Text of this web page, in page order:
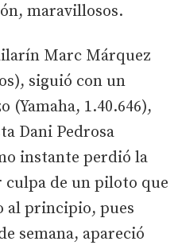
maravillosos.
Marc Márquez
siguió con un
1.40.646),
Dani Pedrosa
instante perdió la
culpa de un piloto que
al principio, pues
semana, apareció